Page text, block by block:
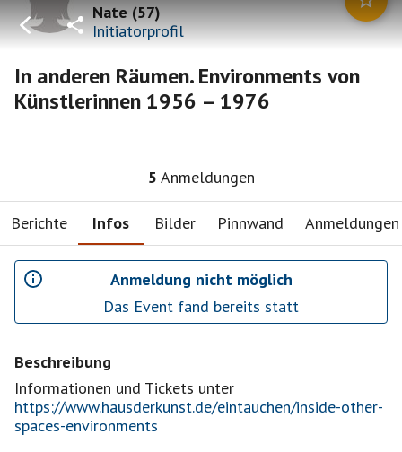
Nate(57)
Initiatorprofil
In anderen Räumen. Environments von
Künstlerinnen 1956 – 1976
5 Anmeldungen
Berichte Infos Bilder Pinnwand Anmeldungen
Anmeldung nicht möglich
Das Event fand bereits statt
Beschreibung
https://www.hausderkunst.de/eintauchen/inside-other-
spaces-environments